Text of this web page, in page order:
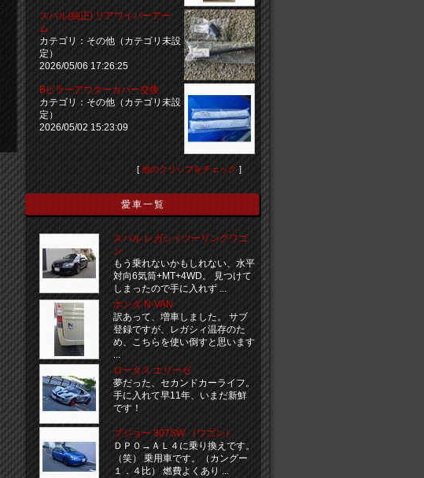
スバル(純正) リアワイパーアー
ム
カテゴリ：その他（カテゴリ未設
定）
2026/05/06 17:26:25
Bピラーアウターカバー交換
カテゴリ：その他（カテゴリ未設
定）
2026/05/02 15:23:09
[ 他のクリップをチェック ]
愛車一覧
スバル レガシィツーリングワゴ
ン
もう乗れないかもしれない、水平
対向6気筒+MT+4WD。 見つけて
しまったので手に入れず ...
ホンダ N-VAN
訳あって、増車しました。 サブ
登録ですが、レガシィ温存のた
め、こちらを使い倒すと思います
...
ロータス エリーゼ
夢だった、セカンドカーライフ。
手に入れて早11年、いまだ新鮮
です！
プジョー 307SW （ワゴン）
ＤＰ０→ＡＬ４に乗り換えです。
（笑） 乗用車です。（カングー
１．４比） 燃費よくあり ...